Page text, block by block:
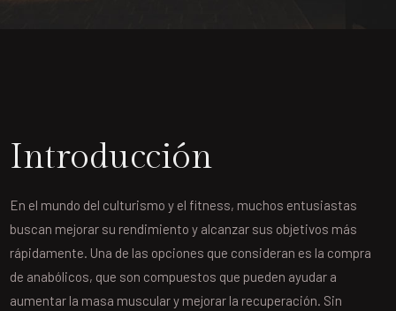
Introducción
En el mundo del culturismo y el fitness, muchos entusiastas
buscan mejorar su rendimiento y alcanzar sus objetivos más
rápidamente. Una de las opciones que consideran es la compra
de anabólicos, que son compuestos que pueden ayudar a
aumentar la masa muscular y mejorar la recuperación. Sin